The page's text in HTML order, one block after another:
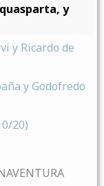
y
y Ricardo de
y Godofredo
20)